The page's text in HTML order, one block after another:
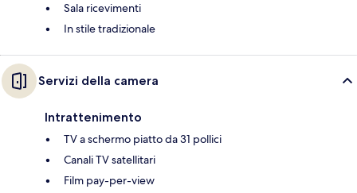
Sala ricevimenti
In stile tradizionale
Servizi della camera
Intrattenimento
TV a schermo piatto da 31 pollici
Canali TV satellitari
Film pay-per-view